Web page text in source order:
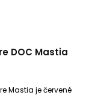
DOC Mastia
Mastia je červené